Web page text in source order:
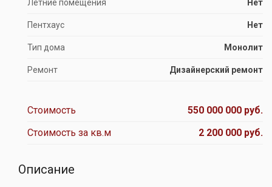
Летние помещения Нет
Пентхаус Нет
Тип дома Монолит
Ремонт Дизайнерский ремонт
Стоимость
550 000 000 руб.
Стоимость за кв.м
2 200 000 руб.
Описание